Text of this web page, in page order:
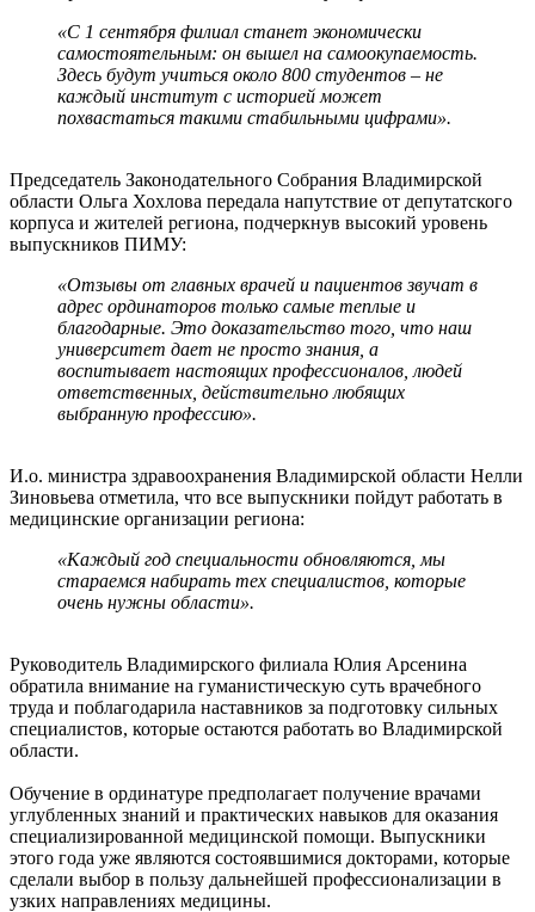
«С 1 сентября филиал станет экономически
самостоятельным: он вышел на самоокупаемость.
Здесь будут учиться около 800 студентов – не
каждый институт с историей может
похвастаться такими стабильными цифрами».
Председатель Законодательного Собрания Владимирской
области Ольга Хохлова передала напутствие от депутатского
корпуса и жителей региона, подчеркнув высокий уровень
выпускников ПИМУ:
«Отзывы от главных врачей и пациентов звучат в
адрес ординаторов только самые теплые и
благодарные. Это доказательство того, что наш
университет дает не просто знания, а
воспитывает настоящих профессионалов, людей
ответственных, действительно любящих
выбранную профессию».
И.о. министра здравоохранения Владимирской области Нелли
Зиновьева отметила, что все выпускники пойдут работать в
медицинские организации региона:
«Каждый год специальности обновляются, мы
стараемся набирать тех специалистов, которые
очень нужны области».
Руководитель Владимирского филиала Юлия Арсенина
обратила внимание на гуманистическую суть врачебного
труда и поблагодарила наставников за подготовку сильных
специалистов, которые остаются работать во Владимирской
области.
Обучение в ординатуре предполагает получение врачами
углубленных знаний и практических навыков для оказания
специализированной медицинской помощи. Выпускники
этого года уже являются состоявшимися докторами, которые
сделали выбор в пользу дальнейшей профессионализации в
узких направлениях медицины.